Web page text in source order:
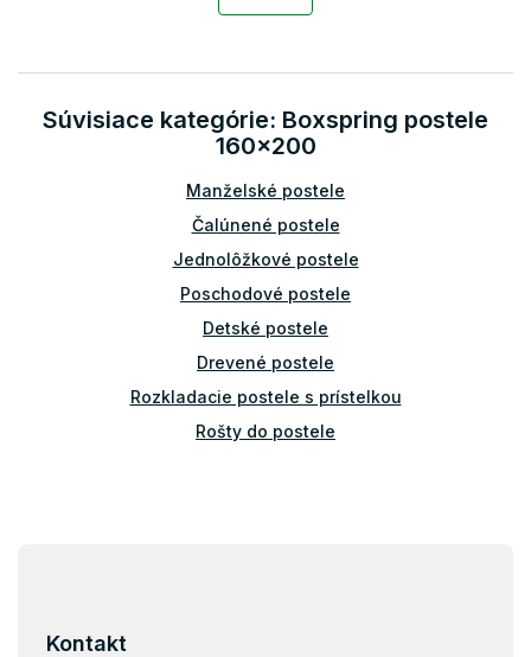
c
e
p
v
y
v
p
i
s
u
e
Súvisiace kategórie: Boxspring postele
160x200
Manželské postele
Čalúnené postele
Jednolôžkové postele
Poschodové postele
Detské postele
Drevené postele
Rozkladacie postele s prístelkou
Rošty do postele
Kontakt